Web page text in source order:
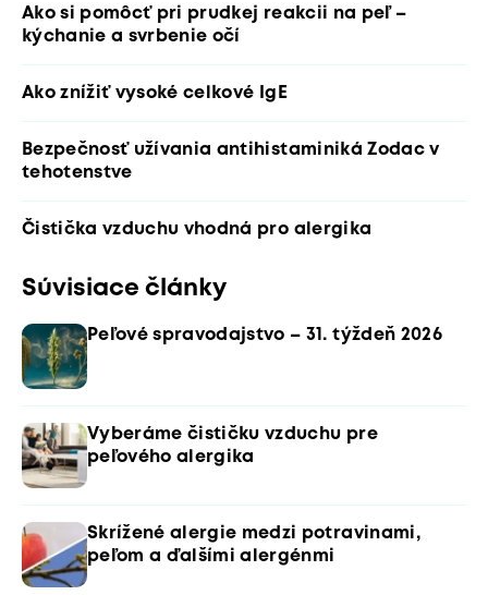
Ako si pomôcť pri prudkej reakcii na peľ –
kýchanie a svrbenie očí
Ako znížiť vysoké celkové IgE
Bezpečnosť užívania antihistaminiká Zodac v
tehotenstve
Čistička vzduchu vhodná pro alergika
Súvisiace články
Peľové spravodajstvo – 31. týždeň 2026
Vyberáme čističku vzduchu pre
peľového alergika
Skrížené alergie medzi potravinami,
peľom a ďalšími alergénmi